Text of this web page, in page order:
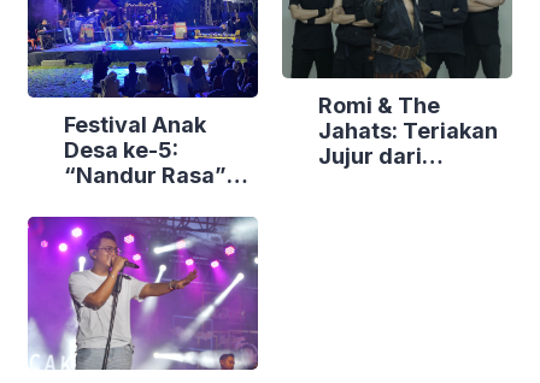
Festival Anak
Desa ke-5:
“Nandur Rasa”
Semangat
Gotong Royong di
Bendungan
Slinga Park
Romi & The
Jahats: Teriakan
Jujur dari